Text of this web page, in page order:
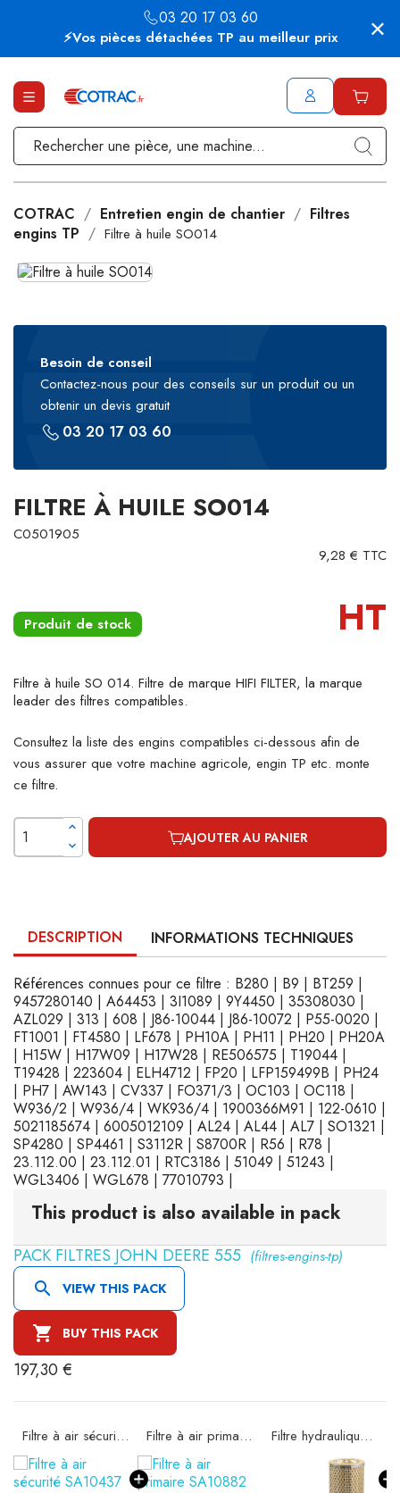
⚡Vos pièces détachées TP au meilleur prix
03 20 17 03 60
COTRAC Entretien engin de chantier
Filtres
engins TP
Filtre à huile SO014
Besoin de conseil
Contactez-nous pour des conseils sur un produit ou un
obtenir un devis gratuit
03 20 17 03 60
FILTRE À HUILE SO014
C0501905
9,28 € TTC
Produit de stock HT
Filtre à huile SO 014. Filtre de marque HIFI FILTER, la marque
leader des filtres compatibles.
Consultez la liste des engins compatibles ci-dessous afin de
vous assurer que votre machine agricole, engin TP etc. monte
ce filtre.
AJOUTER AU PANIER
DESCRIPTION INFORMATIONS TECHNIQUES
Références connues pour ce filtre : B280 | B9 | BT259 |
9457280140 | A64453 | 3I1089 | 9Y4450 | 35308030 |
AZL029 | 313 | 608 | J86-10044 | J86-10072 | P55-0020 |
FT1001 | FT4580 | LF678 | PH10A | PH11 | PH20 | PH20A
| H15W | H17W09 | H17W28 | RE506575 | T19044 |
T19428 | 223604 | ELH4712 | FP20 | LFP159499B | PH24
| PH7 | AW143 | CV337 | FO371/3 | OC103 | OC118 |
W936/2 | W936/4 | WK936/4 | 1900366M91 | 122-0610 |
5021185674 | 6005012109 | AL24 | AL44 | AL7 | SO1321 |
SP4280 | SP4461 | S3112R | S8700R | R56 | R78 |
23.112.00 | 23.112.01 | RTC3186 | 51049 | 51243 |
WGL3406 | WGL678 | 77010793 |
This product is also available in pack
PACK FILTRES JOHN DEERE 555 (filtres-engins-tp)
 VIEW THIS PACK
 BUY THIS PACK
197,30 €
Filtre hydraulique SH56065